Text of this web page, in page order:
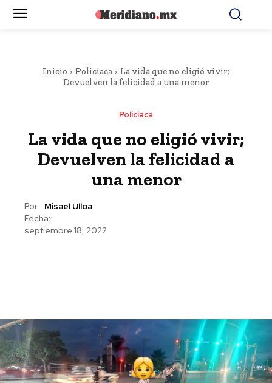
Inicio Policiaca
La vida que no eligió vivir;
Devuelven la felicidad a una menor
Policiaca
La vida que no eligió vivir;
Devuelven la felicidad a
una menor
Por: Misael Ulloa
Fecha:
septiembre 18, 2022